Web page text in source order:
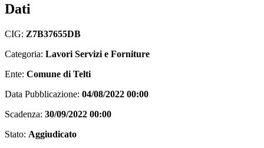
Dati
CIG: Z7B37655DB
Categoria: Lavori Servizi e Forniture
Ente: Comune di Telti
Data Pubblicazione: 04/08/2022 00:00
Scadenza: 30/09/2022 00:00
Stato: Aggiudicato